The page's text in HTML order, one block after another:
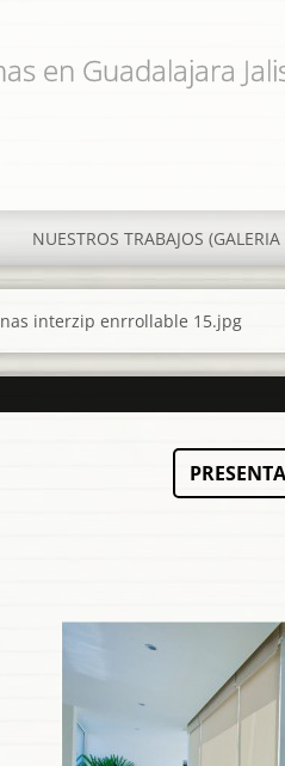
en Guadalajara
NUESTROS TRABAJOS
interzip enrrollable 15.jpg